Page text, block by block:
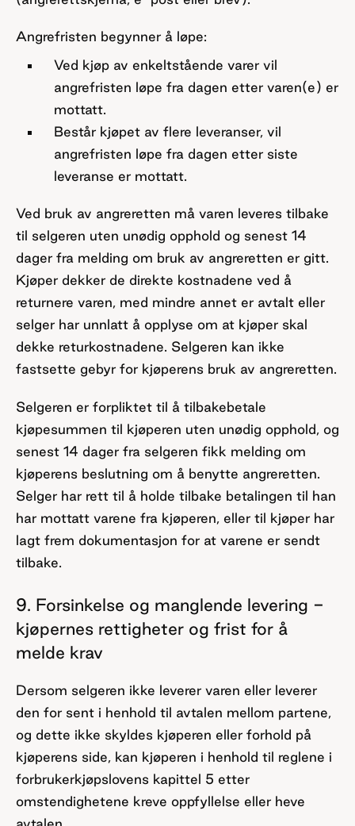
Angrefristen begynner å løpe:
Ved kjøp av enkeltstående varer vil
angrefristen løpe fra dagen etter varen(e) er
mottatt.
Består kjøpet av flere leveranser, vil
angrefristen løpe fra dagen etter siste
leveranse er mottatt.
Ved bruk av angreretten må varen leveres tilbake
til selgeren uten unødig opphold og senest 14
dager fra melding om bruk av angreretten er gitt.
Kjøper dekker de direkte kostnadene ved å
returnere varen, med mindre annet er avtalt eller
selger har unnlatt å opplyse om at kjøper skal
dekke returkostnadene. Selgeren kan ikke
fastsette gebyr for kjøperens bruk av angreretten.
Selgeren er forpliktet til å tilbakebetale
kjøpesummen til kjøperen uten unødig opphold, og
senest 14 dager fra selgeren fikk melding om
kjøperens beslutning om å benytte angreretten.
Selger har rett til å holde tilbake betalingen til han
har mottatt varene fra kjøperen, eller til kjøper har
lagt frem dokumentasjon for at varene er sendt
tilbake.
9. Forsinkelse og manglende levering -
kjøpernes rettigheter og frist for å
melde krav
Dersom selgeren ikke leverer varen eller leverer
den for sent i henhold til avtalen mellom partene,
og dette ikke skyldes kjøperen eller forhold på
kjøperens side, kan kjøperen i henhold til reglene i
forbrukerkjøpslovens kapittel 5 etter
omstendighetene kreve oppfyllelse eller heve